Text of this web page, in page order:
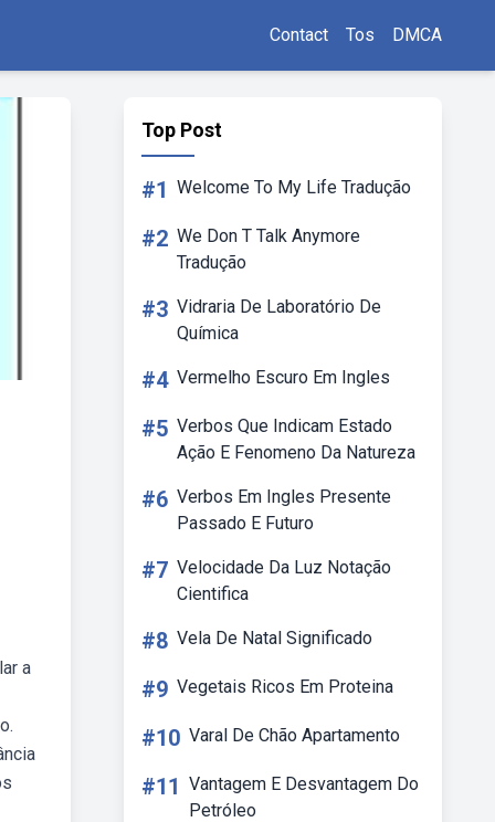
Contact Tos DMCA
a
Top Post
#1 Welcome To My Life Tradução
#2 We Don T Talk Anymore
Tradução
#3 Vidraria De Laboratório De
Química
#4 Vermelho Escuro Em Ingles
#5 Verbos Que Indicam Estado
Ação E Fenomeno Da Natureza
#6 Verbos Em Ingles Presente
Passado E Futuro
#7 Velocidade Da Luz Notação
Cientifica
#8 Vela De Natal Significado
#9 Vegetais Ricos Em Proteina
#10 Varal De Chão Apartamento
#11 Vantagem E Desvantagem Do
Petróleo